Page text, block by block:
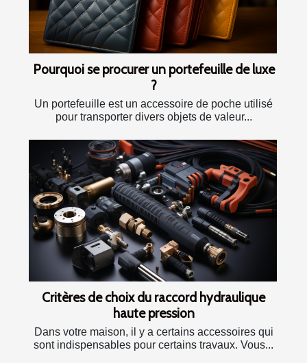
Pourquoi se procurer un portefeuille de luxe
?
Un portefeuille est un accessoire de poche utilisé
pour transporter divers objets de valeur...
Critères de choix du raccord hydraulique
haute pression
Dans votre maison, il y a certains accessoires qui
sont indispensables pour certains travaux. Vous...